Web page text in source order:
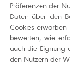
Präferenzen der
Daten über den
Cookies
bewerten, wie
auch die Eignung
den Nutzern der